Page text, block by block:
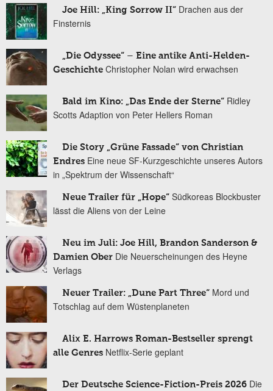
Joe Hill: „King Sorrow II“ Drachen aus der
Finsternis
„Die Odyssee“ – Eine antike Anti-Helden-
Geschichte Christopher Nolan wird erwachsen
Bald im Kino: „Das Ende der Sterne“ Ridley
Scotts Adaption von Peter Hellers Roman
Die Story „Grüne Fassade“ von Christian
Endres Eine neue SF-Kurzgeschichte unseres Autors
in „Spektrum der Wissenschaft“
Neue Trailer für „Hope“ Südkoreas Blockbuster
lässt die Aliens von der Leine
Neu im Juli: Joe Hill, Brandon Sanderson &
Damien Ober Die Neuerscheinungen des Heyne
Verlags
Neuer Trailer: „Dune Part Three“ Mord und
Totschlag auf dem Wüstenplaneten
Alix E. Harrows Roman-Bestseller sprengt
alle Genres Netflix-Serie geplant
Der Deutsche Science-Fiction-Preis 2026 Die